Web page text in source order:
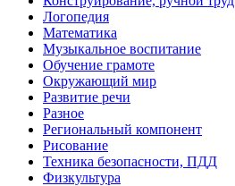
Логопедия
Математика
Музыкальное воспитание
Обучение грамоте
Окружающий мир
Развитие речи
Разное
Региональный компонент
Рисование
Техника безопасности, ПДД
Физкультура